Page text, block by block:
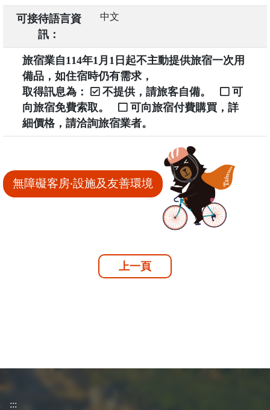
可接待語言資
訊：
中文
旅宿業自114年1月1日起不主動提供旅宿一次用
備品，如住宿時仍有需求，
取得訊息為：
不提供，請旅客自備。
可
向旅宿免費索取。
可向旅宿付費購買，詳
細價格，請洽詢旅宿業者。
無障礙客房‧設施及友善環境
上一頁
:::